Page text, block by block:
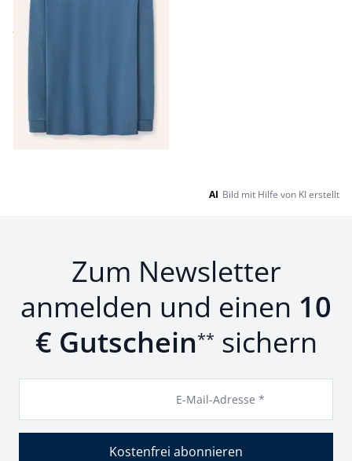
ab
Seite 1 geladen. Zeige Produkte 1 bis 9 von 9.
AI Bild mit Hilfe von KI erstellt
Zum Newsletter
anmelden und einen 10
€ Gutschein** sichern
E-Mail-Adresse *
Kostenfrei abonnieren